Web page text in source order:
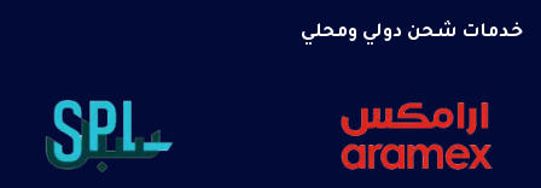
خدمات شحن دولي ومحلي